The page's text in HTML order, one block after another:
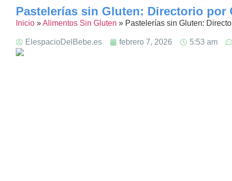
Pastelerías sin Gluten: Directorio por
Inicio »Alimentos Sin Gluten » Pastelerías sin Gluten:
ElespacioDelBebe.es febrero 7, 2026 5:53 am